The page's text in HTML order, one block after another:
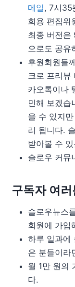
메일 , 7시35
희용 편집위
최종 버전은
으로도 공유
후원회원들
크로 프리뷰
카오톡이나
민해 보겠습
을 수 있지
리 됩니다.
받아볼 수
슬로우 커뮤
구독자 여
슬로우뉴스
회원에 가입
하루 일과에
은 분들이라
월 1만 원의
다.